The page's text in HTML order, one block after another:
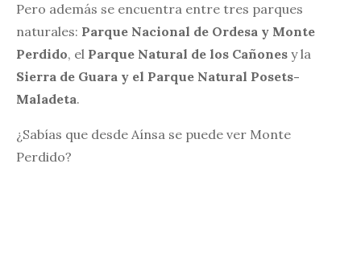
Pero además se encuentra entre tres parques
naturales: Parque Nacional de Ordesa y Monte
Perdido, el Parque Natural de los Cañones y la
Sierra de Guara y el Parque Natural Posets-
Maladeta.
¿Sabías que desde Aínsa se puede ver Monte
Perdido?